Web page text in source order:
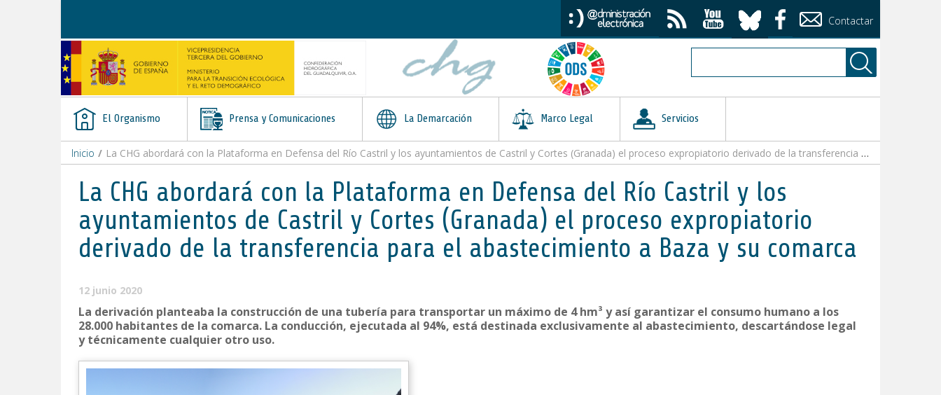
Contactar
El Organismo Prensa y Comunicaciones La Demarcación Marco Legal Servicios
Inicio / La CHG abordará con la Plataforma en Defensa del Río Castril y los ayuntamientos de Castril y Cortes (Granada) el proceso expropiatorio derivado de la transferencia para el abastecimiento a Baza y su comarca
La CHG abordará con la Plataforma en Defensa del Río Castril y los
ayuntamientos de Castril y Cortes (Granada) el proceso expropiatorio
derivado de la transferencia para el abastecimiento a Baza y su comarca
12 junio 2020
La derivación planteaba la construcción de una tubería para transportar un máximo de 4 hm³ y así garantizar el consumo humano a los
28.000 habitantes de la comarca. La conducción, ejecutada al 94%, está destinada exclusivamente al abastecimiento, descartándose legal
y técnicamente cualquier otro uso.